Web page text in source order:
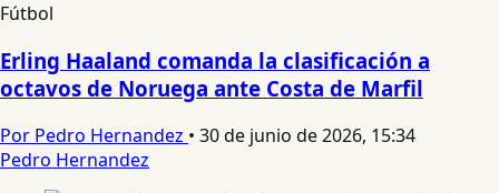
Fútbol
Erling Haaland comanda la clasificación a
octavos de Noruega ante Costa de Marfil
Por Pedro Hernandez • 30 de junio de 2026, 15:34
Pedro Hernandez